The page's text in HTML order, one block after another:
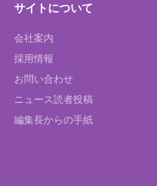
サイトについて
会社案内
採用情報
お問い合わせ
ニュース読者投稿
編集長からの手紙